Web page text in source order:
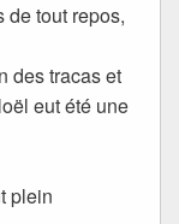
de tout repos,
des tracas et
eut été une
plein